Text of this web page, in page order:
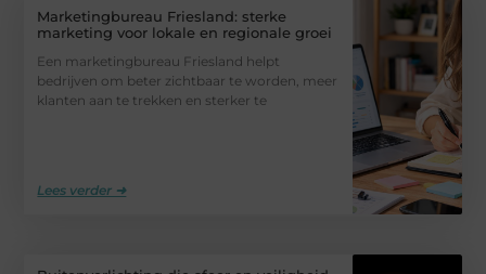
Marketingbureau Friesland: sterke
marketing voor lokale en regionale groei
Een marketingbureau Friesland helpt
bedrijven om beter zichtbaar te worden, meer
klanten aan te trekken en sterker te
Lees verder ➜